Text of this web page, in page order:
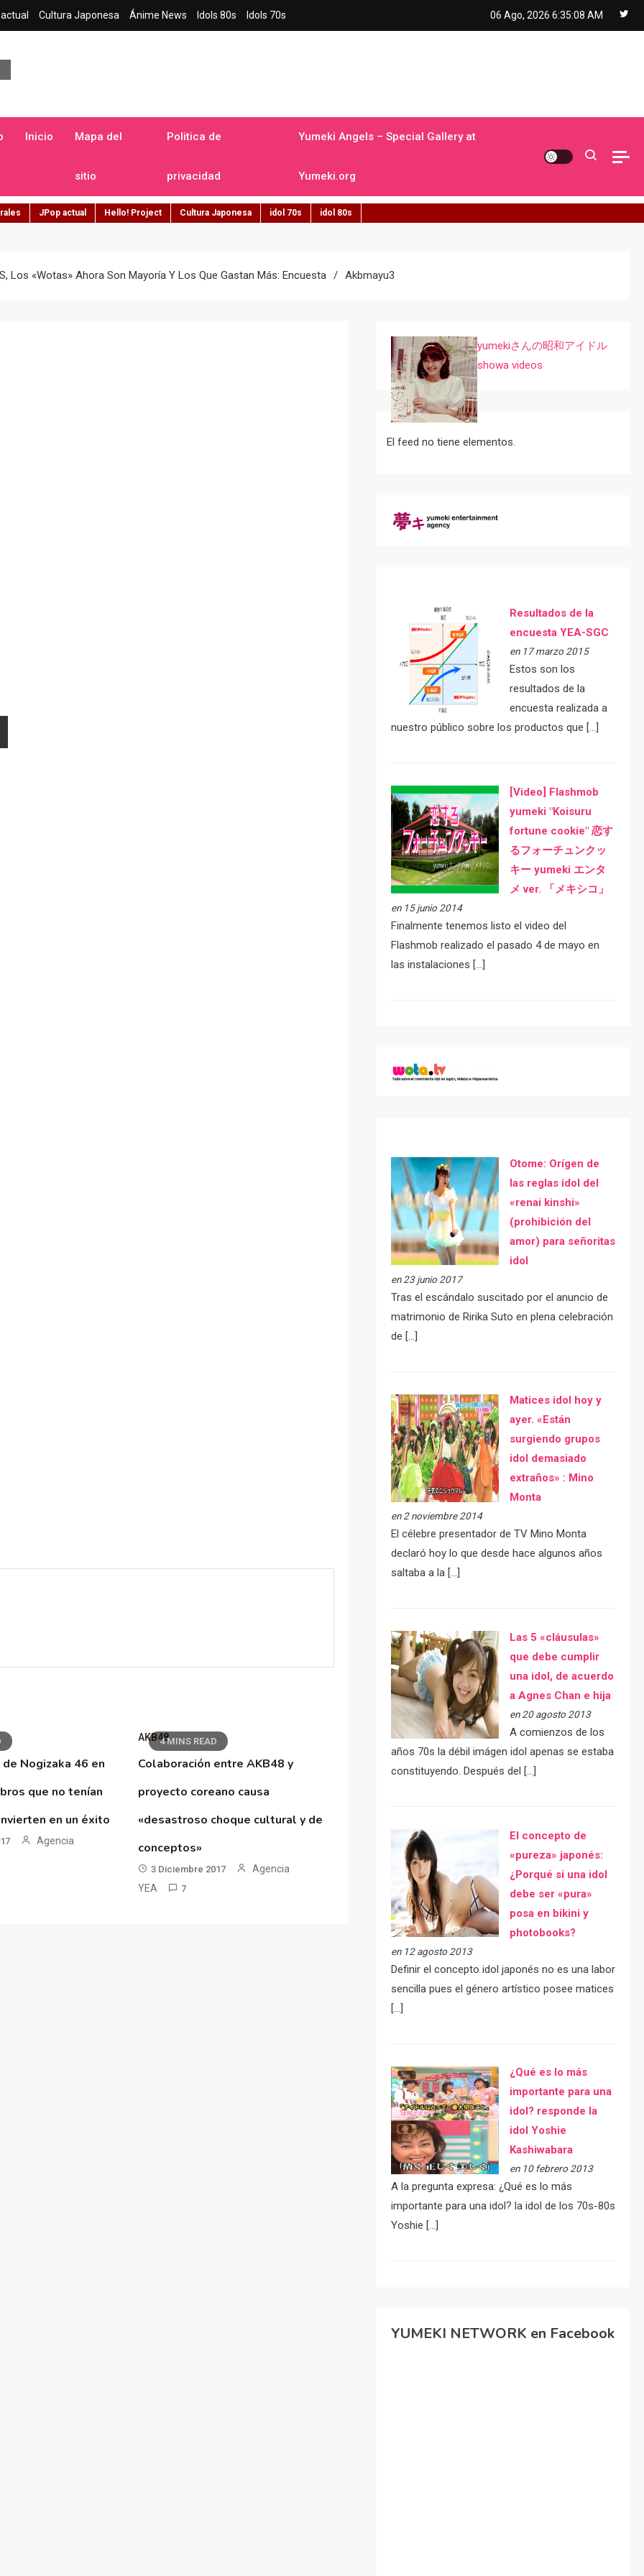
Cultura Japonesa Ánime News Idols 80s Idols 70s 06 Ago, 2026 6:35:09 AM
Inicio Mapa del
sitio
Politica de
privacidad
Yumeki Angels – Special Gallery at
Yumeki.org
JPop actual Hello! Project Cultura Japonesa idol 70s idol 80s
Los «wotas» Ahora Son Mayoría Y Los Que Gastan Más: Encuesta Akbmayu3
Nogizaka 46 en
que no tenían
en un éxito
Agencia
4 MINS READ
AKB48
Colaboración entre AKB48 y
proyecto coreano causa
«desastroso choque cultural y de
conceptos»
3 Diciembre 2017
Agencia
YEA
7
yumekiさんの昭和アイドル
showa videos
El feed no tiene elementos.
Resultados de la
encuesta YEA-SGC
en 17 marzo 2015
Estos son los
resultados de la
encuesta realizada a
nuestro público sobre los productos que […]
[Video] Flashmob
yumeki "Koisuru
fortune cookie" 恋す
るフォーチュンクッ
キー yumeki エンタ
メ ver. 「メキシコ」
en 15 junio 2014
Finalmente tenemos listo el video del
Flashmob realizado el pasado 4 de mayo en
las instalaciones […]
Otome: Orígen de
las reglas idol del
«renai kinshi»
(prohibición del
amor) para señoritas
idol
en 23 junio 2017
Tras el escándalo suscitado por el anuncio de
matrimonio de Ririka Suto en plena celebración
de […]
Matices idol hoy y
ayer. «Están
surgiendo grupos
idol demasiado
extraños» : Mino
Monta
en 2 noviembre 2014
El célebre presentador de TV Mino Monta
declaró hoy lo que desde hace algunos años
saltaba a la […]
Las 5 «cláusulas»
que debe cumplir
una idol, de acuerdo
a Agnes Chan e hija
en 20 agosto 2013
A comienzos de los
años 70s la débil imágen idol apenas se estaba
constituyendo. Después del […]
El concepto de
«pureza» japonés:
¿Porqué si una idol
debe ser «pura»
posa en bikini y
photobooks?
en 12 agosto 2013
Definir el concepto idol japonés no es una labor
sencilla pues el género artístico posee matices
[…]
¿Qué es lo más
importante para una
idol? responde la
idol Yoshie
Kashiwabara
en 10 febrero 2013
A la pregunta expresa: ¿Qué es lo más
importante para una idol? la idol de los 70s-80s
Yoshie […]
YUMEKI NETWORK en Facebook